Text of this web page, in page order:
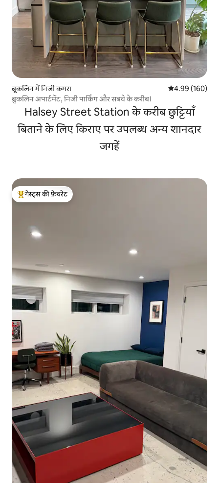
ब्रूकलिन में निजी कमरा औसत रेटिंग 5 में से
4.99 (160)
ब्रुकलिन अपार्टमेंट, निजी पार्किंग और सबवे के करीब।
Halsey Street Station के करीब छुट्टियाँ
बिताने के लिए किराए पर उपलब्ध अन्य शानदार
जगहें
गेस्ट्स का टॉप फ़ेवरेट
गेस्ट्स की फ़ेवरेट